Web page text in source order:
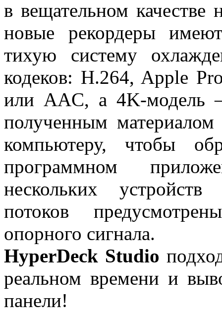
в вещательном
новые рекордеры
тихую систему
кодеков: H.264, Apple
или AAC, а 4K-модель
полученным
компьютеру, чтобы
программном
нескольких
потоков
опорного сигнала.
HyperDeck Studio
реальном времени и
панели!